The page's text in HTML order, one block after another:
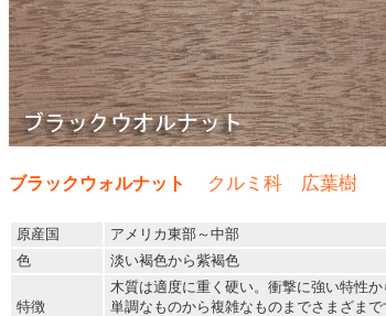
ブラックウォルナット クルミ科 広葉樹
原産国
アメリカ東部～中部
色
淡い褐色から紫褐色
特徴
木質は適度に重く硬い。衝撃に強い特性
単調なものから複雑なものまでさまざま